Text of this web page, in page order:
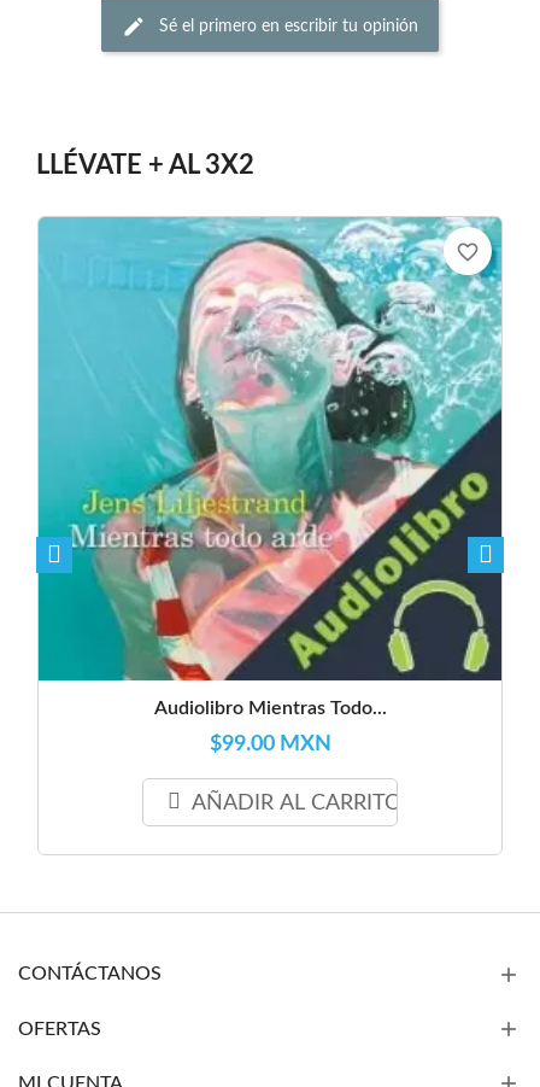
Sé el primero en escribir tu opinión
LLÉVATE + AL 3X2
Audiolibro Mientras Todo...
$99.00 MXN
AÑADIR AL CARRITO
favorite_border
CONTÁCTANOS
OFERTAS